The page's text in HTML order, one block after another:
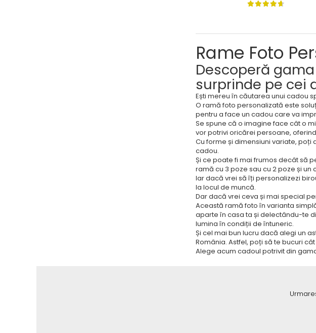
Rame Foto
Descoperă
surprinde pe cei
Ești mereu în căutarea unui cadou
O ramă foto personalizată este
pentru a face un cadou care va
Se spune că o imagine face cât o
vor potrivi oricărei persoane,
Cu forme și dimensiuni variate,
cadou.
Și ce poate fi mai frumos decât să
ramă cu 3 poze sau cu 2 poze și
Iar dacă vrei să îți personalizezi
la locul de muncă.
Dar dacă vrei ceva și mai special
Această ramă foto în varianta
aparte în casa ta și delectându-te
lumina în condiții de întuneric.
Și cel mai bun lucru dacă alegi un
România. Astfel, poți să te bucuri
Alege acum cadoul potrivit din